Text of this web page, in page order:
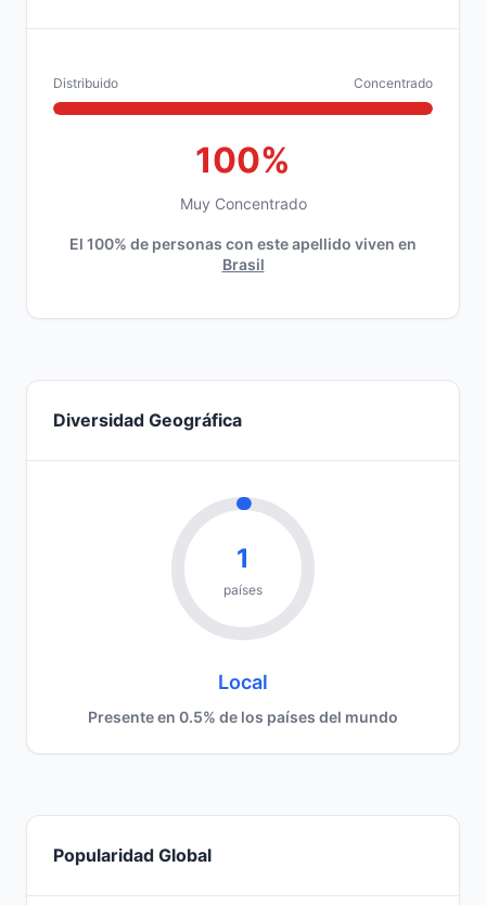
Distribuido Concentrado
100%
Muy Concentrado
El 100% de personas con este apellido viven en
Brasil
Diversidad Geográfica
1
países
Local
Presente en 0.5% de los países del mundo
Popularidad Global